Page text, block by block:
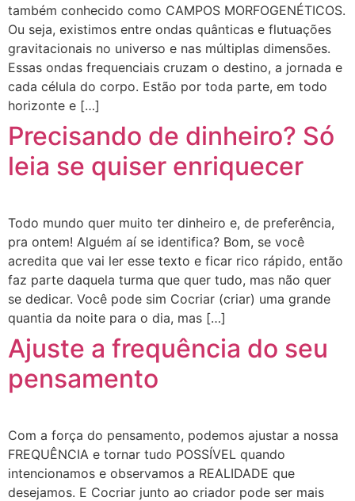
também conhecido como CAMPOS MORFOGENÉTICOS.
Ou seja, existimos entre ondas quânticas e flutuações
gravitacionais no universo e nas múltiplas dimensões.
Essas ondas frequenciais cruzam o destino, a jornada e
cada célula do corpo. Estão por toda parte, em todo
horizonte e […]
Precisando de dinheiro? Só
leia se quiser enriquecer
Todo mundo quer muito ter dinheiro e, de preferência,
pra ontem! Alguém aí se identifica? Bom, se você
acredita que vai ler esse texto e ficar rico rápido, então
faz parte daquela turma que quer tudo, mas não quer
se dedicar. Você pode sim Cocriar (criar) uma grande
quantia da noite para o dia, mas […]
Ajuste a frequência do seu
pensamento
Com a força do pensamento, podemos ajustar a nossa
FREQUÊNCIA e tornar tudo POSSÍVEL quando
intencionamos e observamos a REALIDADE que
desejamos. E Cocriar junto ao criador pode ser mais